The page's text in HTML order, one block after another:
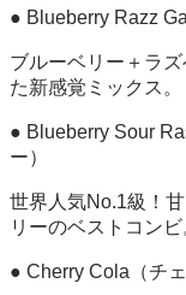
● Blueberry Razz
ブルーベリー＋ラ
た新感覚ミックス。
● Blueberry Sour
ー）
世界人気No.1級！
リーのベストコンビ
● Cherry Cola（チ